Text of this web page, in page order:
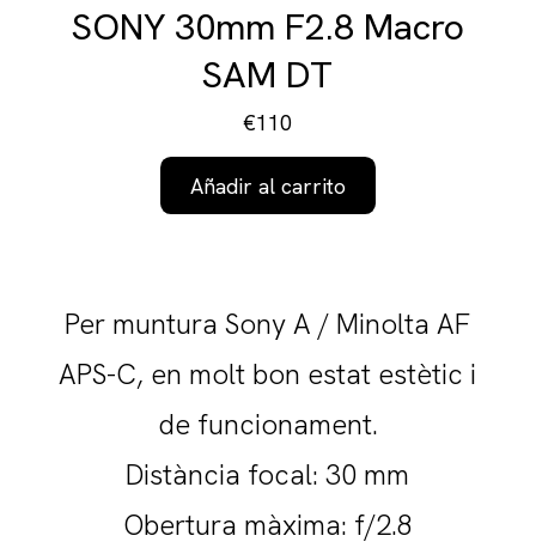
SONY 30mm F2.8 Macro
SAM DT
€110
Añadir al carrito
Per muntura Sony A / Minolta AF
APS-C, en molt bon estat estètic i
de funcionament.
Distància focal: 30 mm
Obertura màxima: f/2.8